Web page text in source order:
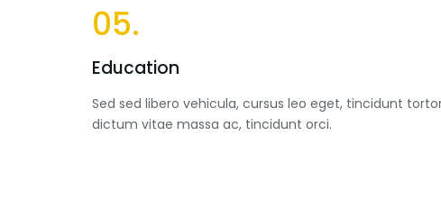
05.
Education
Sed sed libero vehicula, cursus leo eget, tincidunt
dictum vitae massa ac, tincidunt orci.